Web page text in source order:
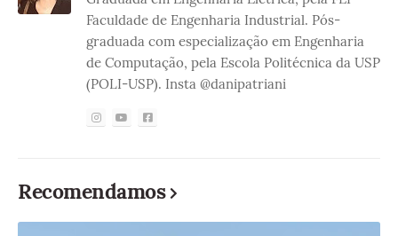
Faculdade de Engenharia Industrial. Pós-
graduada com especialização em Engenharia
de Computação, pela Escola Politécnica da USP
(POLI-USP). Insta @danipatriani
Recomendamos